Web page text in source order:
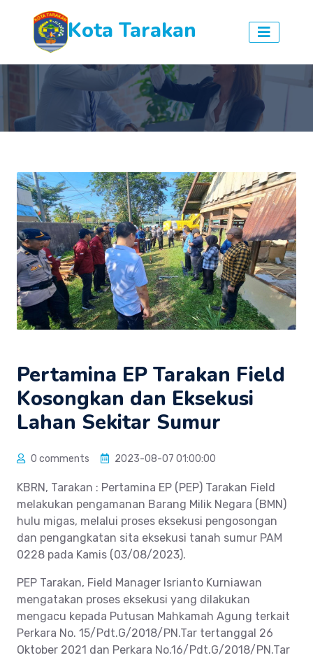
Kota Tarakan
Pertamina EP Tarakan Field
Kosongkan dan Eksekusi
Lahan Sekitar Sumur
0 comments 2023-08-07 01:00:00
KBRN, Tarakan : Pertamina EP (PEP) Tarakan Field
melakukan pengamanan Barang Milik Negara (BMN)
hulu migas, melalui proses eksekusi pengosongan
dan pengangkatan sita eksekusi tanah sumur PAM
0228 pada Kamis (03/08/2023).
PEP Tarakan, Field Manager Isrianto Kurniawan
mengatakan proses eksekusi yang dilakukan
mengacu kepada Putusan Mahkamah Agung terkait
Perkara No. 15/Pdt.G/2018/PN.Tar tertanggal 26
Oktober 2021 dan Perkara No.16/Pdt.G/2018/PN.Tar